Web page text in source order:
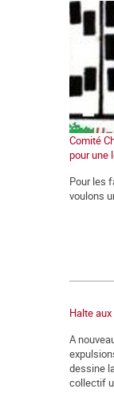
Comité
pour une
Pour les
voulons
Halte
A
dessine
collectif